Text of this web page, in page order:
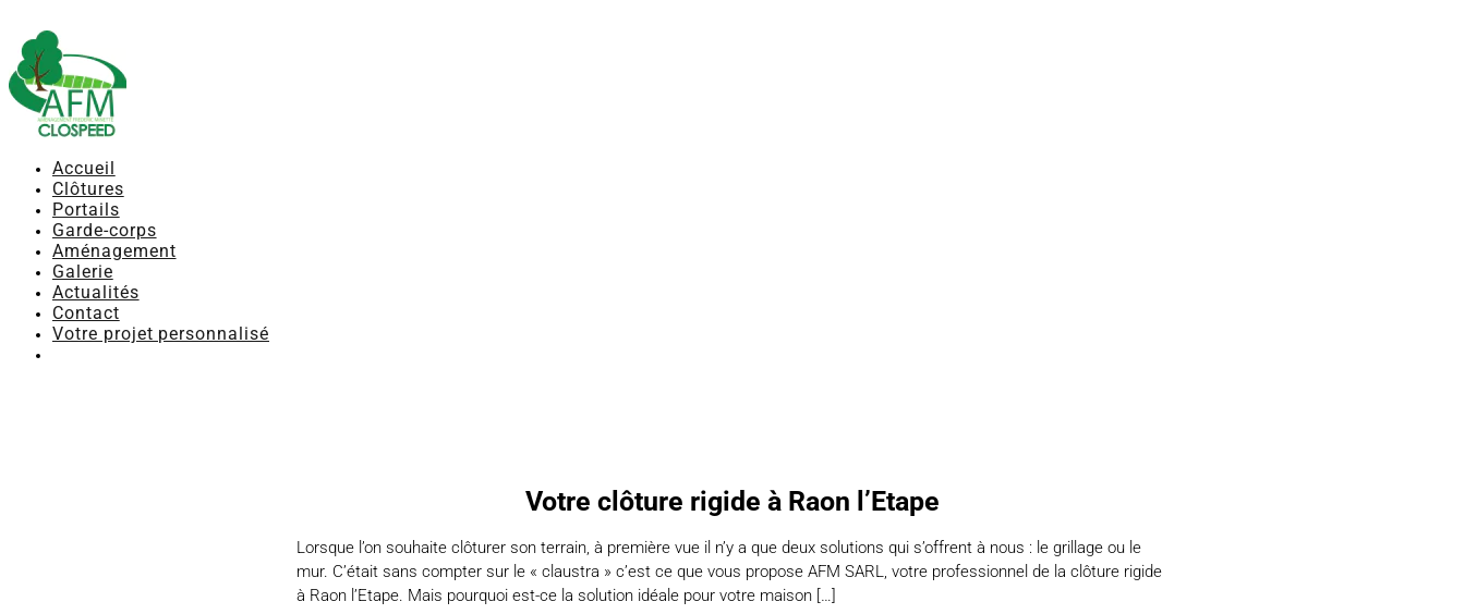
Accueil
Clôtures
Portails
Garde-corps
Aménagement
Galerie
Actualités
Contact
Votre projet personnalisé
Votre clôture rigide à Raon l’Etape
Lorsque l’on souhaite clôturer son terrain, à première vue il n’y a que deux solutions qui s’offrent à nous : le grillage ou le
mur. C’était sans compter sur le « claustra » c’est ce que vous propose AFM SARL, votre professionnel de la clôture rigide
à Raon l’Etape. Mais pourquoi est-ce la solution idéale pour votre maison […]